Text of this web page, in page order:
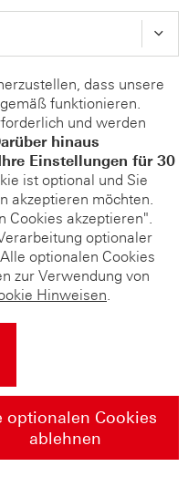
dass unsere
funktionieren.
und werden
hinaus
Einstellungen für 30
ist optional und Sie
akzeptieren möchten.
Cookies akzeptieren".
optionaler
optionalen Cookies
zur Verwendung von
Hinweisen.
optionalen Cookies
ablehnen